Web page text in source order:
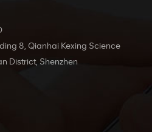
8, Qianhai Kexing Science
District, Shenzhen